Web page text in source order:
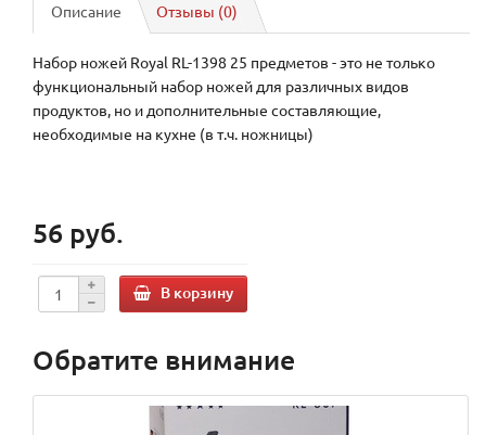
Описание Отзывы (0)
Набор ножей Royal RL-1398 25 предметов - это не только
функциональный набор ножей для различных видов
продуктов, но и дополнительные составляющие,
необходимые на кухне (в т.ч. ножницы)
56 руб.
В корзину
Обратите внимание